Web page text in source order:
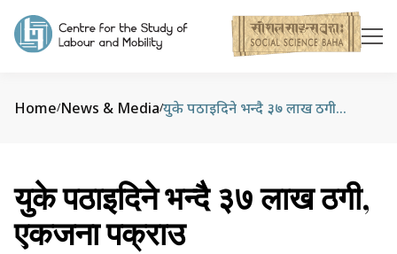
Home/News & Media/ युके पठाइदिने भन्दै ३७ लाख ठगी, एकजना पक्राउ
युके पठाइदिने भन्दै ३७ लाख ठगी,
एकजना पक्राउ